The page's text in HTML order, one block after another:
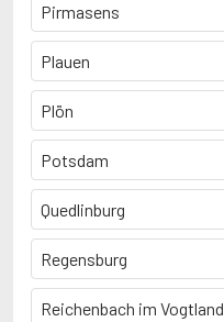
Pirmasens
Plauen
Plön
Potsdam
Quedlinburg
Regensburg
Reichenbach im Vogtland